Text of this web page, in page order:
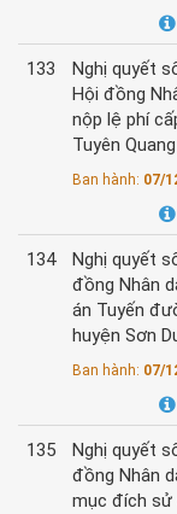
133
Nghị quyết
Hội đồng
nộp lệ phí
Tuyên Quang
Ban hành: 07/
134
Nghị quyết
đồng Nhân
án Tuyến
huyện Sơn
Ban hành: 07/
135
Nghị quyết
đồng Nhân
mục đích sử